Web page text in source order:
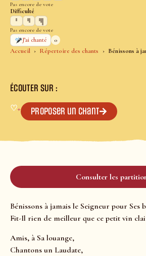
Accueil Répertoire des chants Bénissons à
Pas encore de vote
Difficulté
Pas encore de vote
J’ai chanté
0
ÉCOUTER SUR :
♡+ Proposer un chant
Consulter les
Bénissons à jamais le Seigneur pour Ses
Fit-Il rien de meilleur que ce petit vin
Amis, à Sa louange,
Chantons un Laudate,